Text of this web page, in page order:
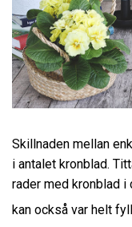
Skillnaden mellan
i antalet kronblad.
rader med kronblad i
kan också var helt